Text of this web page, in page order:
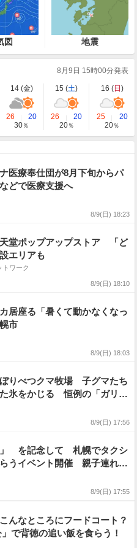
図 地震
8月9日 15時00分発表
14 (金) 15 (土) 16 (日 )
26
20
30％
26
20
20％
25
20
20％
医療奉仕団が8月下旬からパ
どで医療支援へ
8/9(日) 18:23
堂ポップアップストア 「ど
エリアも
トワーク
8/9(日) 18:10
居座る「暑くて動かなくなっ
市
8/9(日) 18:03
りべつクマ牧場 子グマたち
氷をかじる 恒例の「ガリガ
8/9(日) 17:56
」 を記念して 札幌でタクシ
うイベント開催 親子連れで
8/9(日) 17:55
んなところにフードコート？
」で背徳の追い飯を食らう！